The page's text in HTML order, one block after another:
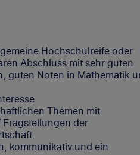
Hochschulreife oder
Abschluss mit sehr guten
guten Noten in Mathematik
Themen mit
der
kommunikativ und ein